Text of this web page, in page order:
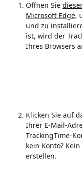
Öffnen Sie
Microsoft Edge,
und zu
ist, wird der
Ihres Browsers
Klicken Sie auf
Ihrer E-Mail-
TrackingTime-
kein Konto?
erstellen.